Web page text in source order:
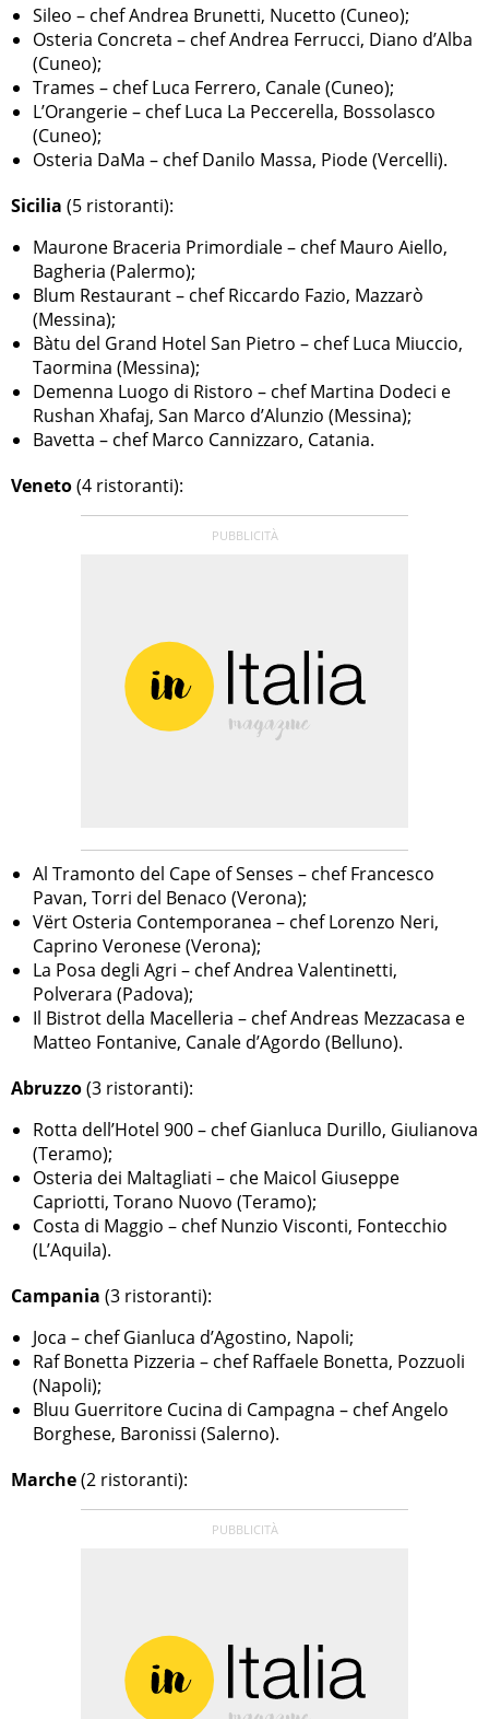
Sileo – chef Andrea Brunetti, Nucetto (Cuneo);
Osteria Concreta – chef Andrea Ferrucci, Diano d’Alba
(Cuneo);
Trames – chef Luca Ferrero, Canale (Cuneo);
L’Orangerie – chef Luca La Peccerella, Bossolasco
(Cuneo);
Osteria DaMa – chef Danilo Massa, Piode (Vercelli).
Sicilia (5 ristoranti):
Maurone Braceria Primordiale – chef Mauro Aiello,
Bagheria (Palermo);
Blum Restaurant – chef Riccardo Fazio, Mazzarò
(Messina);
Bàtu del Grand Hotel San Pietro – chef Luca Miuccio,
Taormina (Messina);
Demenna Luogo di Ristoro – chef Martina Dodeci e
Rushan Xhafaj, San Marco d’Alunzio (Messina);
Bavetta – chef Marco Cannizzaro, Catania.
Veneto(4 ristoranti):
Al Tramonto del Cape of Senses – chef Francesco
Pavan, Torri del Benaco (Verona);
Vërt Osteria Contemporanea – chef Lorenzo Neri,
Caprino Veronese (Verona);
La Posa degli Agri – chef Andrea Valentinetti,
Polverara (Padova);
Il Bistrot della Macelleria – chef Andreas Mezzacasa e
Matteo Fontanive, Canale d’Agordo (Belluno).
Abruzzo(3 ristoranti):
Rotta dell’Hotel 900 – chef Gianluca Durillo, Giulianova
(Teramo);
Osteria dei Maltagliati – che Maicol Giuseppe
Capriotti, Torano Nuovo (Teramo);
Costa di Maggio – chef Nunzio Visconti, Fontecchio
(L’Aquila).
Campania (3 ristoranti):
Joca – chef Gianluca d’Agostino, Napoli;
Raf Bonetta Pizzeria – chef Raffaele Bonetta, Pozzuoli
(Napoli);
Bluu Guerritore Cucina di Campagna – chef Angelo
Borghese, Baronissi (Salerno).
Marche(2 ristoranti):